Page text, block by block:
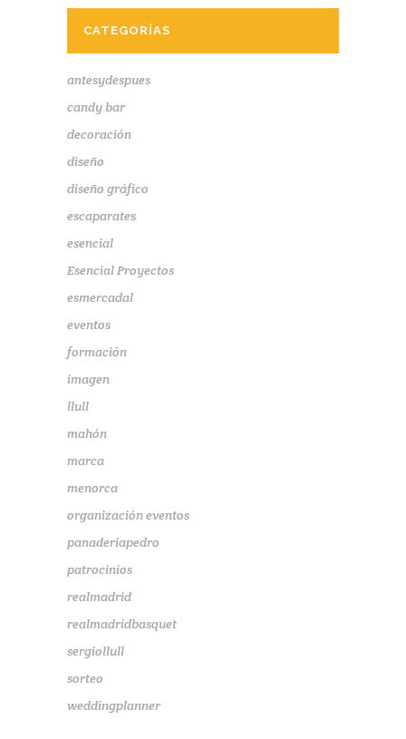
CATEGORÍAS
antesydespues
candy bar
decoración
diseño
diseño gráfico
escaparates
esencial
Esencial Proyectos
esmercadal
eventos
formación
imagen
llull
mahón
marca
menorca
organización eventos
panaderiapedro
patrocinios
realmadrid
realmadridbasquet
sergiollull
sorteo
weddingplanner